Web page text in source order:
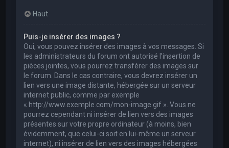
Haut
Puis-je insérer des images ?
Oui, vous pouvez insérer des images à vos messages. Si
les administrateurs du forum ont autorisé l’insertion de
pièces jointes, vous pourrez transférer des images sur
le forum. Dans le cas contraire, vous devrez insérer un
lien vers une image distante, hébergée sur un serveur
internet public, comme par exemple
« http://www.exemple.com/mon-image.gif ». Vous ne
pourrez cependant ni insérer de lien vers des images
présentes sur votre propre ordinateur (à moins, bien
évidemment, que celui-ci soit en lui-même un serveur
internet), ni insérer de lien vers des images hébergées